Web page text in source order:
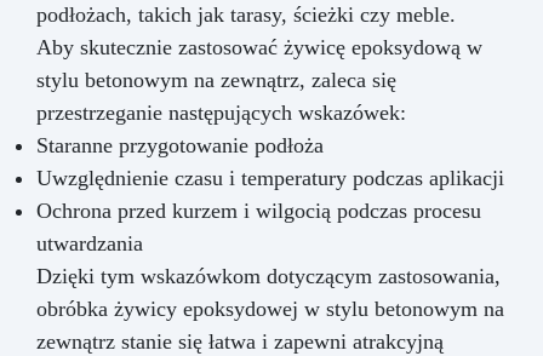
podłożach, takich jak tarasy, ścieżki czy meble.
Aby skutecznie zastosować żywicę epoksydową w
stylu betonowym na zewnątrz, zaleca się
przestrzeganie następujących wskazówek:
Staranne przygotowanie podłoża
Uwzględnienie czasu i temperatury podczas aplikacji
Ochrona przed kurzem i wilgocią podczas procesu
utwardzania
Dzięki tym wskazówkom dotyczącym zastosowania,
obróbka żywicy epoksydowej w stylu betonowym na
zewnątrz stanie się łatwa i zapewni atrakcyjną